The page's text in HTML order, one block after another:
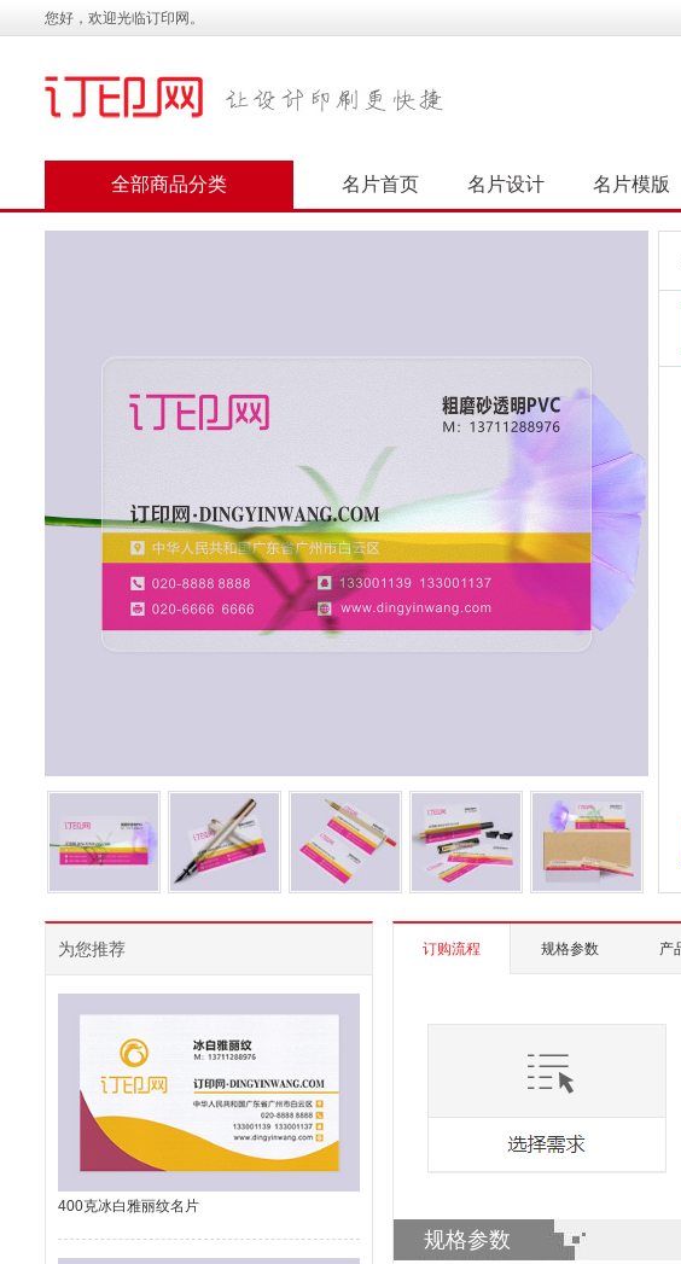
您好，欢迎光临订印网。
全部商品分类 名片首页 名片设计 名片模版
为您推荐
400克冰白雅丽纹名片
订购流程 规格参数 产
规格参数